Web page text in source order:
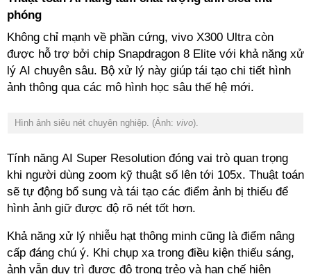
phóng
Không chỉ mạnh về phần cứng, vivo X300 Ultra còn
được hỗ trợ bởi chip Snapdragon 8 Elite với khả năng xử
lý AI chuyên sâu. Bộ xử lý này giúp tái tạo chi tiết hình
ảnh thông qua các mô hình học sâu thế hệ mới.
Hình ảnh siêu nét chuyên nghiệp. (Ảnh: vivo).
Tính năng AI Super Resolution đóng vai trò quan trọng
khi người dùng zoom kỹ thuật số lên tới 105x. Thuật toán
sẽ tự động bổ sung và tái tạo các điểm ảnh bị thiếu để
hình ảnh giữ được độ rõ nét tốt hơn.
Khả năng xử lý nhiễu hạt thông minh cũng là điểm nâng
cấp đáng chú ý. Khi chụp xa trong điều kiện thiếu sáng,
ảnh vẫn duy trì được độ trong trẻo và hạn chế hiện